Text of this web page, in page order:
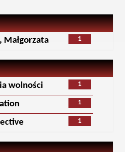
1
Małgorzata
1
wolności
1
1